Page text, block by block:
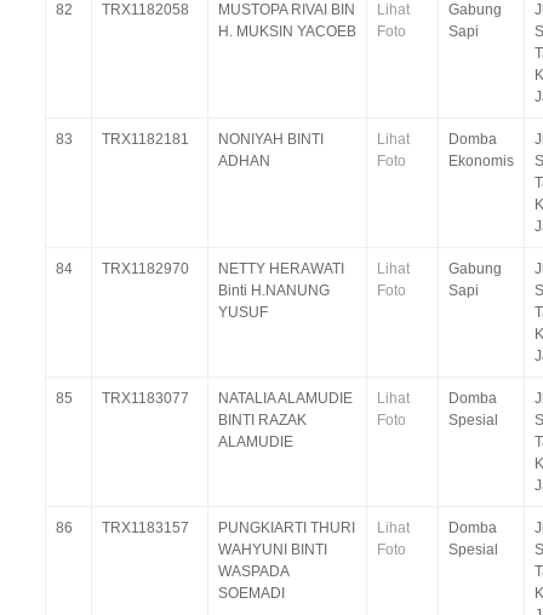
82 TRX1182058
MUSTOPA RIVAI BIN
H. MUKSIN YACOEB
Lihat
Foto
Gabung
Sapi
83 TRX1182181
NONIYAH BINTI
ADHAN
Lihat
Foto
Domba
Ekonomis
84 TRX1182970
NETTY HERAWATI
Binti H.NANUNG
YUSUF
Lihat
Foto
Gabung
Sapi
85 TRX1183077
NATALIA ALAMUDIE
BINTI RAZAK
ALAMUDIE
Lihat
Foto
Domba
Spesial
86 TRX1183157
PUNGKIARTI THURI
WAHYUNI BINTI
WASPADA
SOEMADI
Lihat
Foto
Domba
Spesial